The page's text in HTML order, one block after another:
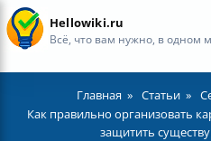
Hellowiki.ru
Всё, что вам нужно, в одном
Главная Статьи
Как правильно организовать
защитить